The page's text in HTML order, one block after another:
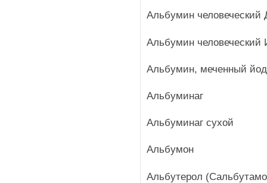
Альбумин человеческий
Альбумин человеческий
Альбумин, меченный
Альбуминаг
Альбуминаг сухой
Альбумон
Альбутерол